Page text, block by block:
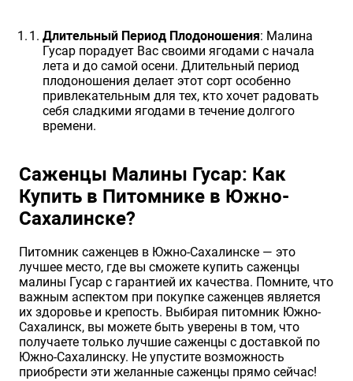
Длительный Период Плодоношения: Малина
Гусар порадует Вас своими ягодами с начала
лета и до самой осени. Длительный период
плодоношения делает этот сорт особенно
привлекательным для тех, кто хочет радовать
себя сладкими ягодами в течение долгого
времени.
Саженцы Малины Гусар: Как
Купить в Питомнике в Южно-
Сахалинске?
Питомник саженцев в Южно-Сахалинске — это
лучшее место, где вы сможете купить саженцы
малины Гусар с гарантией их качества. Помните, что
важным аспектом при покупке саженцев является
их здоровье и крепость. Выбирая питомник Южно-
Сахалинск, вы можете быть уверены в том, что
получаете только лучшие саженцы с доставкой по
Южно-Сахалинску. Не упустите возможность
приобрести эти желанные саженцы прямо сейчас!